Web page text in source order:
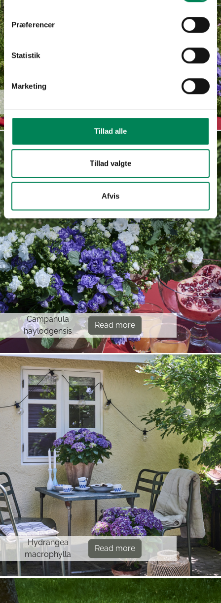
Præferencer
Statistik
Marketing
Tillad alle
Tillad valgte
Afvis
haylodgensis
Campanula
haylodgensis
Read more
Hydrangea
macrophylla
Read more